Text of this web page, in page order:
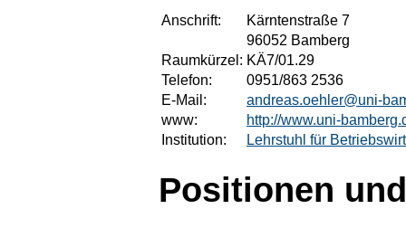
Anschrift:
Kärntenstraße 7
96052 Bamberg
Raumkürzel: KÄ7/01.29
Telefon:
0951/863 2536
E-Mail:
andreas.oehler@uni-
www:
http://www.uni-
Institution:
Lehrstuhl für
Positionen